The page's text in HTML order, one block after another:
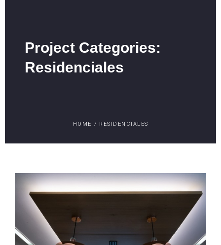
Project Categories:
Residenciales
HOME / RESIDENCIALES